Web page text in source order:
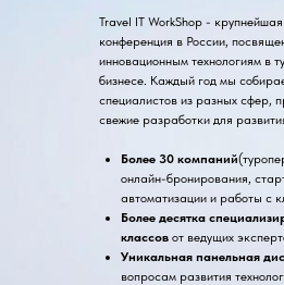
Travel IT WorkShop -
конференция в России,
инновационным технологиям в
бизнесе. Каждый год мы
специалистов из разных сфер,
свежие разработки для
Более 30 компаний
онлайн-бронирования,
автоматизации и работы с
Более десятка
классов от ведущих
Уникальная панельная
вопросам развития